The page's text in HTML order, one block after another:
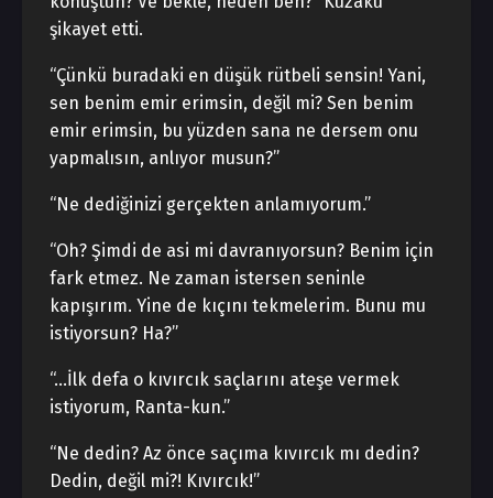
şikayet etti.
“Çünkü buradaki en düşük rütbeli sensin! Yani,
sen benim emir erimsin, değil mi? Sen benim
emir erimsin, bu yüzden sana ne dersem onu
yapmalısın, anlıyor musun?”
“Ne dediğinizi gerçekten anlamıyorum.”
“Oh? Şimdi de asi mi davranıyorsun? Benim için
fark etmez. Ne zaman istersen seninle
kapışırım. Yine de kıçını tekmelerim. Bunu mu
istiyorsun? Ha?”
“…İlk defa o kıvırcık saçlarını ateşe vermek
istiyorum, Ranta-kun.”
“Ne dedin? Az önce saçıma kıvırcık mı dedin?
Dedin, değil mi?! Kıvırcık!”